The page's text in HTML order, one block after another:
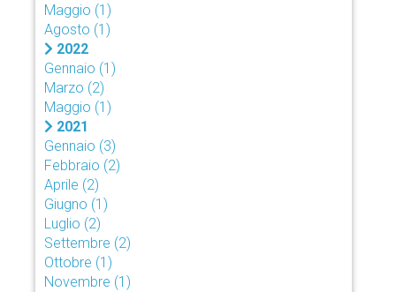
Maggio (1)
Agosto (1)
2022
Gennaio (1)
Marzo (2)
Maggio (1)
2021
Gennaio (3)
Febbraio (2)
Aprile (2)
Giugno (1)
Luglio (2)
Settembre (2)
Ottobre (1)
Novembre (1)